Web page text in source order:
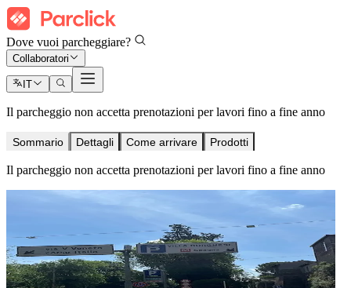
Dove vuoi parcheggiare?
Collaboratori
IT
Il parcheggio non accetta prenotazioni per lavori fino a fine anno
Sommario Dettagli Come arrivare Prodotti
Il parcheggio non accetta prenotazioni per lavori fino a fine anno